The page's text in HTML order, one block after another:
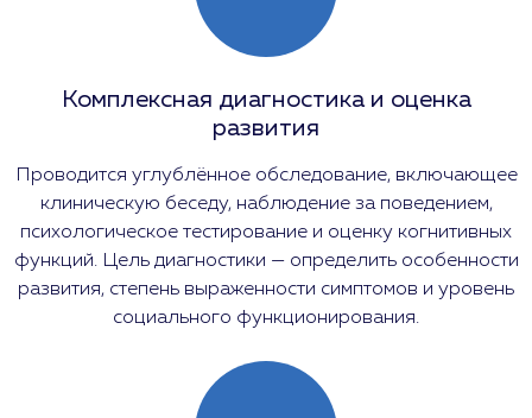
Комплексная диагностика и оценка
развития
Проводится углублённое обследование, включающее
клиническую беседу, наблюдение за поведением,
психологическое тестирование и оценку когнитивных
функций. Цель диагностики — определить особенности
развития, степень выраженности симптомов и уровень
социального функционирования.